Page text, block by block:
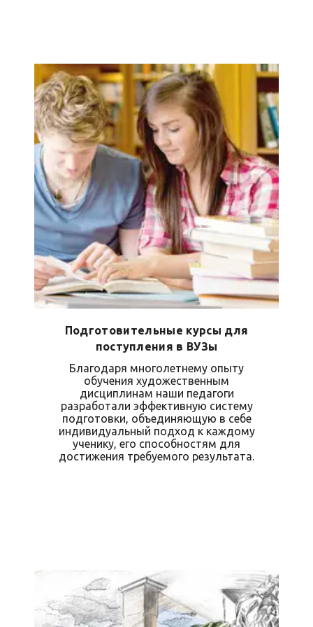
Подготовительные курсы для
поступления в ВУЗы
Благодаря многолетнему опыту
обучения художественным
дисциплинам наши педагоги
разработали эффективную систему
подготовки, объединяющую в себе
индивидуальный подход к каждому
ученику, его способностям для
достижения требуемого результата.